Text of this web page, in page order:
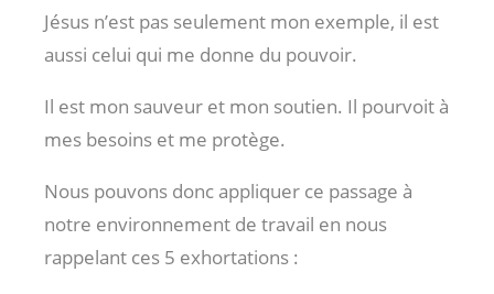
Jésus n’est pas seulement mon exemple, il est
aussi celui qui me donne du pouvoir.
Il est mon sauveur et mon soutien. Il pourvoit à
mes besoins et me protège.
Nous pouvons donc appliquer ce passage à
notre environnement de travail en nous
rappelant ces 5 exhortations :